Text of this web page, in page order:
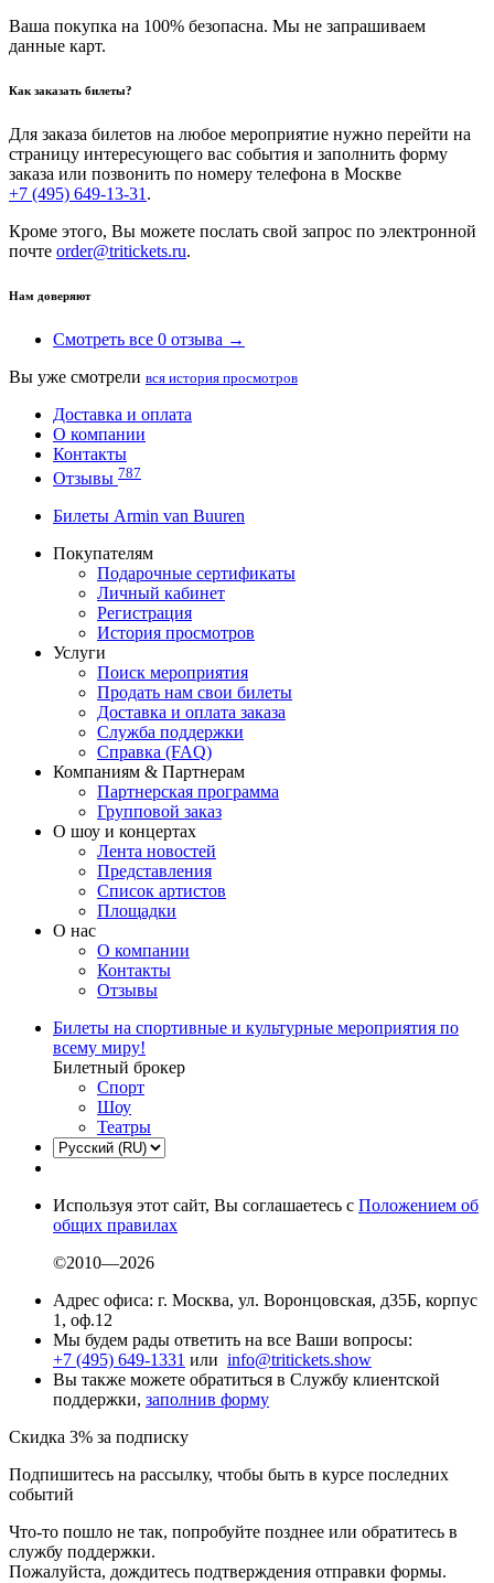
Ваша покупка на 100% безопасна. Мы не запрашиваем
данные карт.
Как заказать билеты?
Для заказа билетов на любое мероприятие нужно перейти на
страницу интересующего вас события и заполнить форму
заказа или позвонить по номеру телефона в Москве
+7 (495) 649-13-31 .
Кроме этого, Вы можете послать свой запрос по электронной
почте order@tritickets.ru.
Нам доверяют
Смотреть все 0 отзыва →
Вы уже смотрели вся история просмотров
Доставка и оплата
О компании
Контакты
Отзывы 787
Билеты Armin van Buuren
Покупателям
Подарочные сертификаты
Личный кабинет
Регистрация
История просмотров
Услуги
Поиск мероприятия
Продать нам свои билеты
Доставка и оплата заказа
Служба поддержки
Справка (FAQ)
Компаниям & Партнерам
Партнерская программа
Групповой заказ
О шоу и концертах
Лента новостей
Представления
Список артистов
Площадки
О нас
О компании
Контакты
Отзывы
Билеты на спортивные и культурные мероприятия по
всему миру!
Билетный брокер
Спорт
Шоу
Театры
Используя этот сайт, Вы соглашаетесь с Положением об
общих правилах
©2010—2026
Адрес офиса: г. Москва, ул. Воронцовская, д35Б, корпус
1, оф.12
Мы будем рады ответить на все Ваши вопросы:
+7 (495) 649-1331 или info@tritickets.show
Вы также можете обратиться в Службу клиентской
поддержки, заполнив форму
Скидка 3% за подписку
Подпишитесь на рассылку, чтобы быть в курсе последних
событий
Что-то пошло не так, попробуйте позднее или обратитесь в
службу поддержки.
Пожалуйста, дождитесь подтверждения отправки формы.